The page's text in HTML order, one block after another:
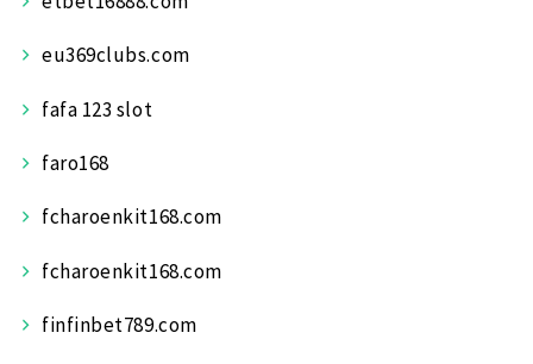
eu369clubs.com
fafa 123 slot
faro168
fcharoenkit168.com
fcharoenkit168.com
finfinbet789.com